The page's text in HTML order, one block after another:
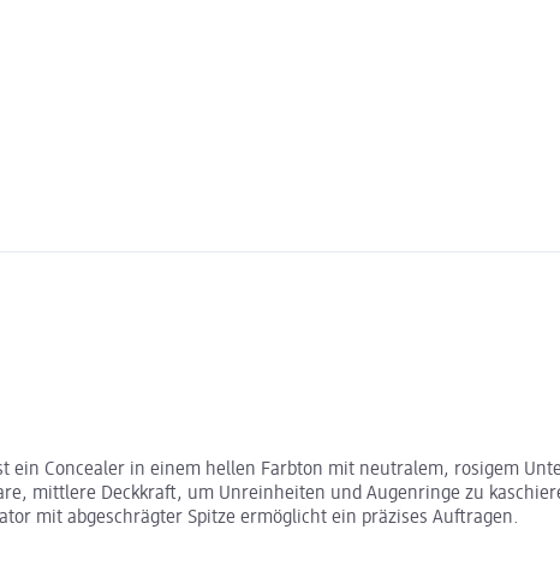
ein Concealer in einem hellen Farbton mit neutralem, rosigem
mittlere Deckkraft, um Unreinheiten und Augenringe zu
mit abgeschrägter Spitze ermöglicht ein präzises Auftragen.